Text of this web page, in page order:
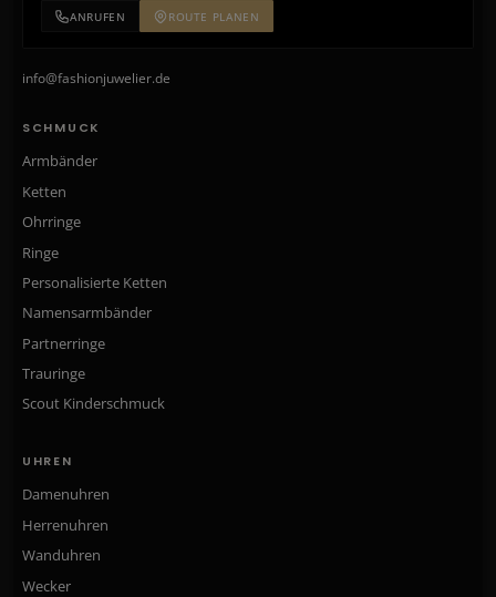
ANRUFEN ROUTE PLANEN
info@fashionjuwelier.de
SCHMUCK
Armbänder
Ketten
Ohrringe
Ringe
Personalisierte Ketten
Namensarmbänder
Partnerringe
Trauringe
Scout Kinderschmuck
UHREN
Damenuhren
Herrenuhren
Wanduhren
Wecker